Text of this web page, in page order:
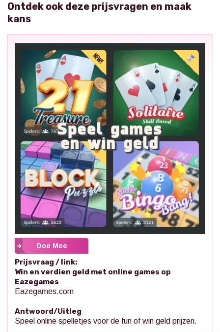
Ontdek ook deze prijsvragen en maak
kans
Doe Mee
Prijsvraag / link:
Win en verdien geld met online games op
Eazegames
Eazegames.com
Antwoord/Uitleg
Speel online spelletjes voor de fun of win geld prijzen.